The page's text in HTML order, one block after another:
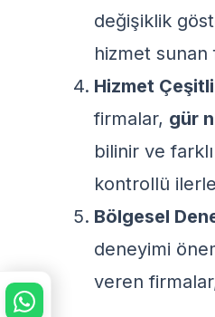
değişiklik
hizmet sunan
Hizmet
firmalar, gür
bilinir ve
kontrollü
Bölgesel
deneyimi
veren